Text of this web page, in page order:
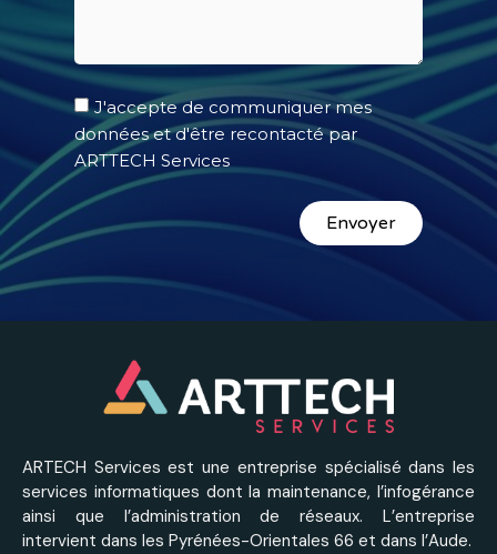
J'accepte de communiquer mes
données et d'être recontacté par
ARTTECH Services
Envoyer
ARTECH Services est une entreprise spécialisé dans les
services informatiques dont la maintenance, l’infogérance
ainsi que l’administration de réseaux. L’entreprise
intervient dans les Pyrénées-Orientales 66 et dans l’Aude.